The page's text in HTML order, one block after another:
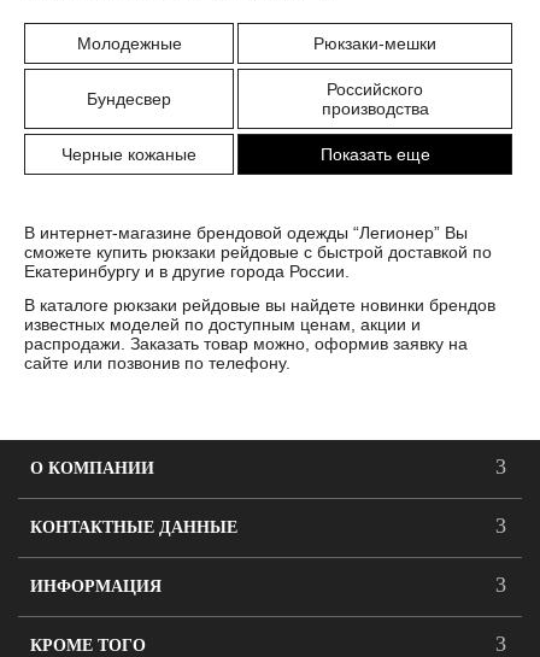
Молодежные Рюкзаки-мешки
Бундесвер
Российского
производства
Черные кожаные Показать еще
В интернет-магазине брендовой одежды “Легионер” Вы
сможете купить рюкзаки рейдовые с быстрой доставкой по
Екатеринбургу и в другие города России.
В каталоге рюкзаки рейдовые вы найдете новинки брендов
известных моделей по доступным ценам, акции и
распродажи. Заказать товар можно, оформив заявку на
сайте или позвонив по телефону.
О КОМПАНИИ
КОНТАКТНЫЕ ДАННЫЕ
ИНФОРМАЦИЯ
КРОМЕ ТОГО